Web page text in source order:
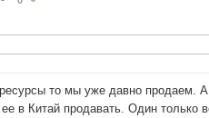
то мы уже давно продаем.
в Китай продавать. Один только